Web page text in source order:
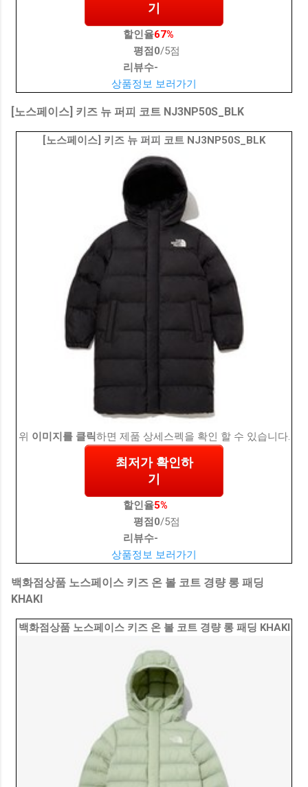
기
할인율67%
평점 0/5점
리뷰수-
상품정보 보러가기
[노스페이스] 키즈 뉴 퍼피 코트 NJ3NP50S_BLK
[노스페이스] 키즈 뉴 퍼피 코트 NJ3NP50S_BLK
위 이미지를 클릭하면 제품 상세스펙을 확인 할 수 있습니다.
최저가 확인하
기
할인율5%
평점 0/5점
리뷰수-
상품정보 보러가기
백화점상품 노스페이스 키즈 온 볼 코트 경량 롱 패딩
KHAKI
백화점상품 노스페이스 키즈 온 볼 코트 경량 롱 패딩 KHAKI